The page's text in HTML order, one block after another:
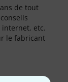
de tout
internet, etc.
le fabricant